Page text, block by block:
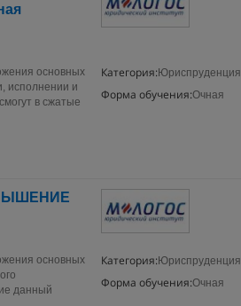
Категория: Юриспруденция
Форма обучения:Очная
основных
исполнении и
в сжатые
Категория: Юриспруденция
Форма обучения:Очная
основных
данный